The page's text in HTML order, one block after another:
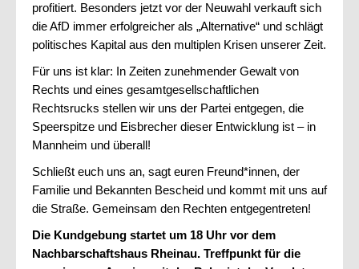
profitiert. Besonders jetzt vor der Neuwahl verkauft sich
die AfD immer erfolgreicher als „Alternative“ und schlägt
politisches Kapital aus den multiplen Krisen unserer Zeit.
Für uns ist klar: In Zeiten zunehmender Gewalt von
Rechts und eines gesamtgesellschaftlichen
Rechtsrucks stellen wir uns der Partei entgegen, die
Speerspitze und Eisbrecher dieser Entwicklung ist – in
Mannheim und überall!
Schließt euch uns an, sagt euren Freund*innen, der
Familie und Bekannten Bescheid und kommt mit uns auf
die Straße. Gemeinsam den Rechten entgegentreten!
Die Kundgebung startet um 18 Uhr vor dem
Nachbarschaftshaus Rheinau. Treffpunkt für die